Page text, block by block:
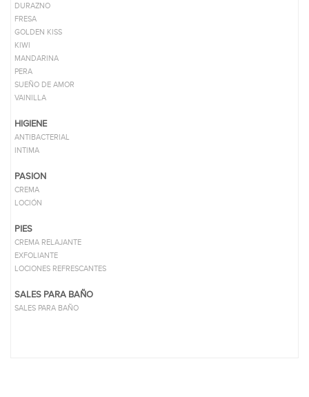
DURAZNO
FRESA
GOLDEN KISS
KIWI
MANDARINA
PERA
SUEÑO DE AMOR
VAINILLA
HIGIENE
ANTIBACTERIAL
INTIMA
PASION
CREMA
LOCIÓN
PIES
CREMA RELAJANTE
EXFOLIANTE
LOCIONES REFRESCANTES
SALES PARA BAÑO
SALES PARA BAÑO